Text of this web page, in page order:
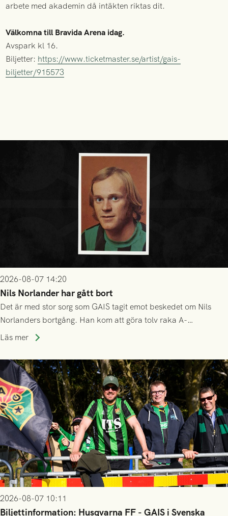
arbete med akademin då intäkten riktas dit.
Välkomna till Bravida Arena idag.
Avspark kl 16.
Biljetter: https://www.ticketmaster.se/artist/gais-
biljetter/915573
2026-08-07 14:20
Nils Norlander har gått bort
Det är med stor sorg som GAIS tagit emot beskedet om Nils
Norlanders bortgång. Han kom att göra tolv raka A-
lagssäsonger i Grönsvart och är en av få spelare som i GAIS
Läs mer
2026-08-07 10:11
Biljettinformation: Husqvarna FF - GAIS i Svenska